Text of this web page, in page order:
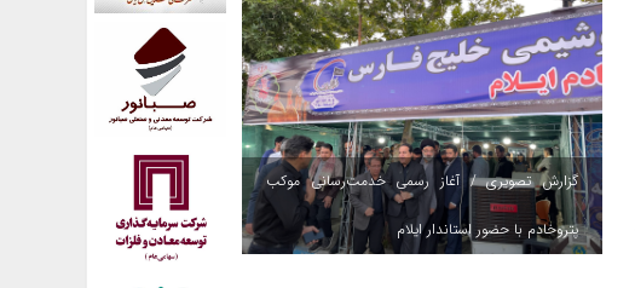
گزارش تصویری / آغاز رسمی خدمت‌رسانی موکب
پتروخادم با حضور استاندار ایلام